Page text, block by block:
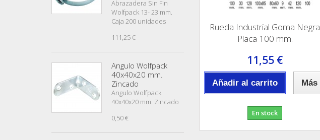
Abrazadera Sin Fin
Wolfpack 13- 23 mm.
Caja 200 unidades
111,25 €
Angulo Wolfpack
40x40x20 mm.
Zincado
Angulo Wolfpack
40x40x20 mm. Zincado
0,50 €
Rueda Industrial Goma Negra
Placa 100 mm.
11,55 €
Añadir al carrito Más
En stock